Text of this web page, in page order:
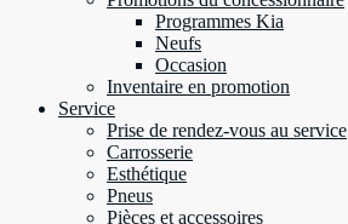
Programmes Kia
Neufs
Occasion
Inventaire en promotion
Service
Prise de rendez-vous au service
Carrosserie
Esthétique
Pneus
Pièces et accessoires